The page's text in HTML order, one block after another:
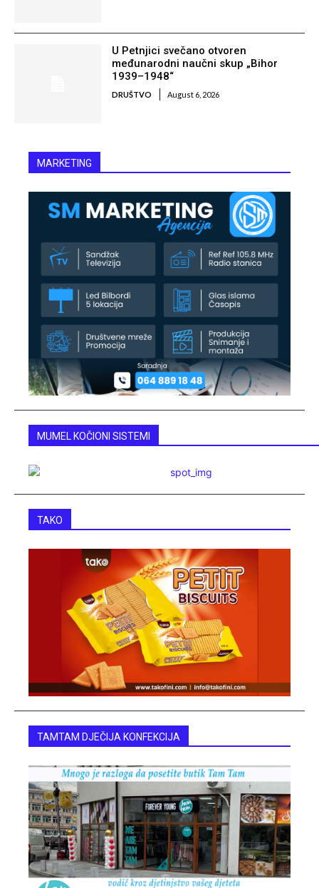
U Petnjici svečano otvoren
međunarodni naučni skup „Bihor
1939–1948“
DRUŠTVO August 6, 2026
MARKETING
MUMEL KOČIONI SISTEMI
TAKO
TAMTAM DJEČIJA KONFEKCIJA